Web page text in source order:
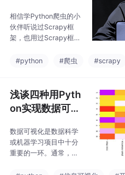
教程及代码实例
相信学Python爬虫的小
伙伴听说过Scrapy框
架，也用过Scrapy框
apy框架边爬取整部小
py框架完成整部小说的
爬取~Scrapy框架是一
个基于Twisted的异步
实现的爬虫框架，是提
取结构性数据而编写的
应用框架，其架构清
#python #爬虫 #scrapy
浅谈四种用Pyth
on实现数据可视
法
数据可视化是数据科学
或机器学习项目中十分
重要的一环。通常，你